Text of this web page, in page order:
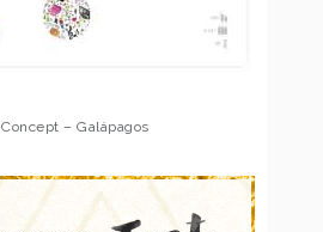
Concept – Galápagos